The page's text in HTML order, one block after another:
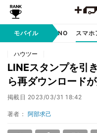
モバイル
携帯キャリア MVNO スマ
ハウツー
LINEスタンプを引
ら再ダウンロード
掲載日 2023/03/31 18:42
著者： 阿部求己